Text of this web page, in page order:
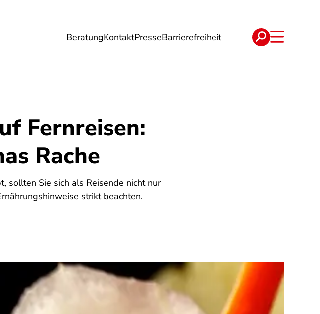
BeratungKontaktPresseBarrierefreiheit
Energie Reise Verträge
Fernreisen:
Rache
sollten Sie sich als Reisende nicht nur
strikt beachten.